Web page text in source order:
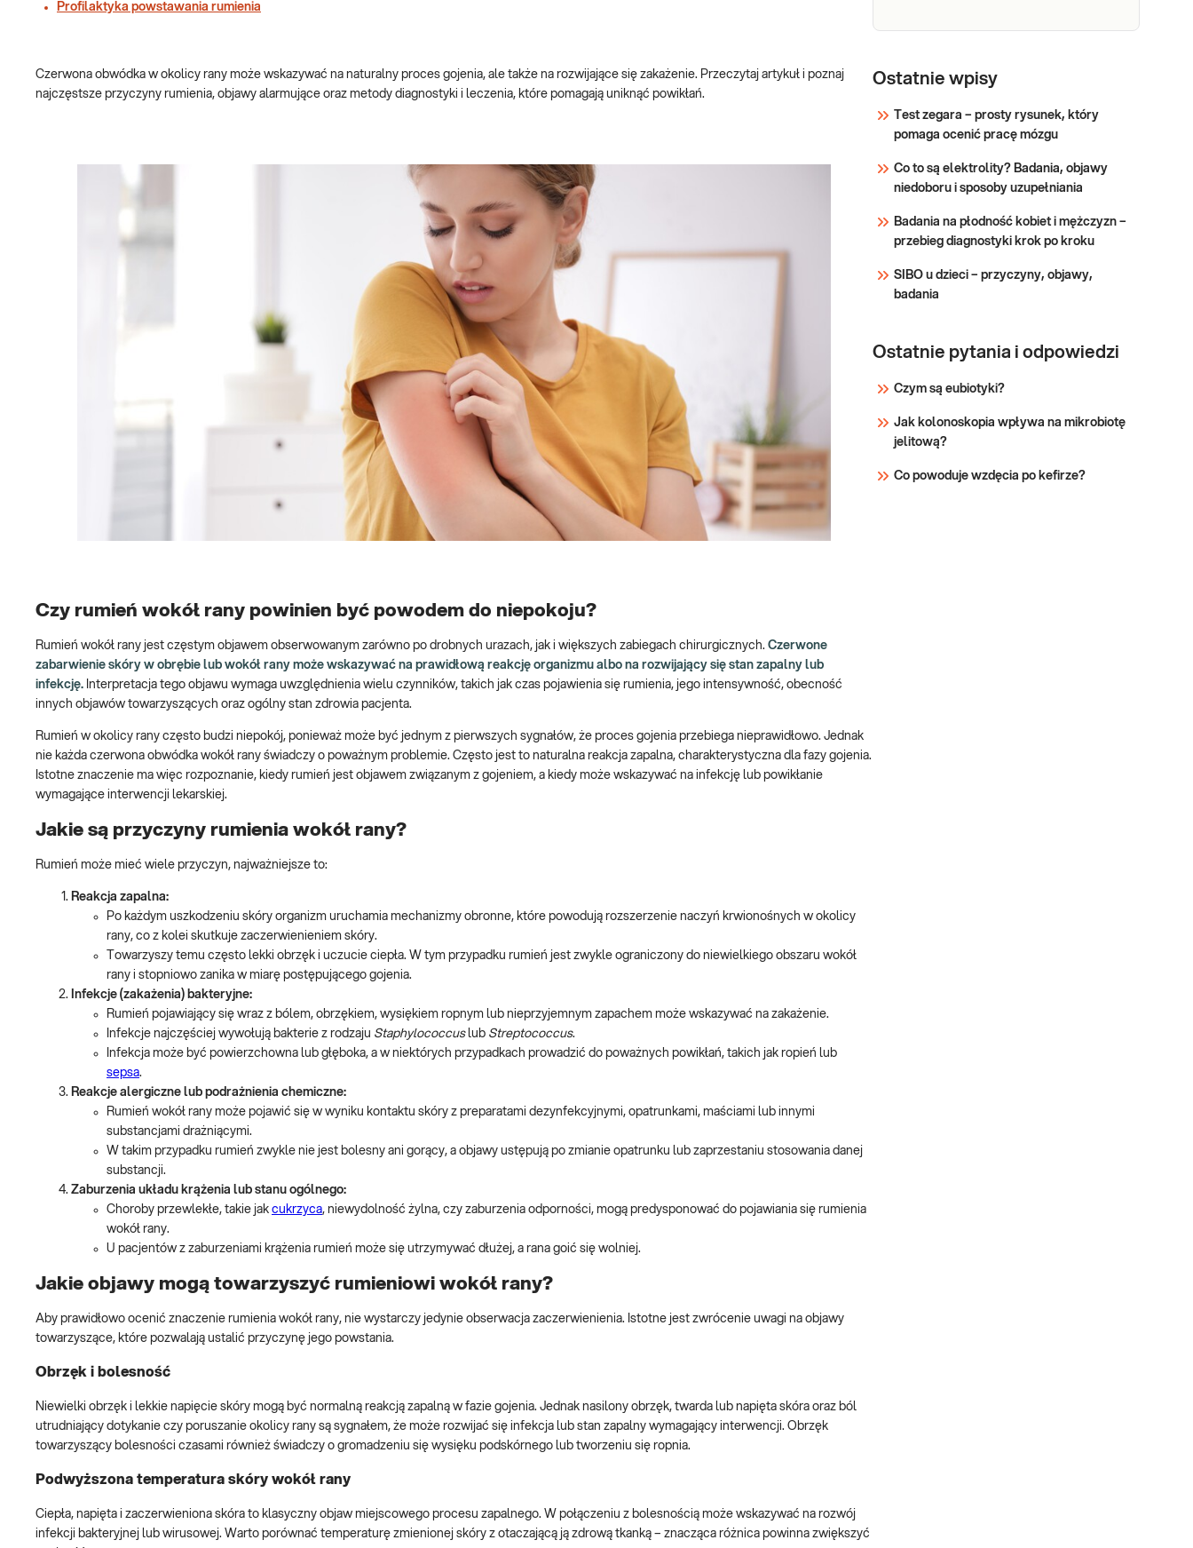
Profilaktyka powstawania rumienia
Czerwona obwódka w okolicy rany może wskazywać na naturalny proces gojenia, ale także na rozwijające się zakażenie. Przeczytaj artykuł i poznaj
najczęstsze przyczyny rumienia, objawy alarmujące oraz metody diagnostyki i leczenia, które pomagają uniknąć powikłań.
Czy rumień wokół rany powinien być powodem do niepokoju?
Rumień wokół rany jest częstym objawem obserwowanym zarówno po drobnych urazach, jak i większych zabiegach chirurgicznych. Czerwone
zabarwienie skóry w obrębie lub wokół rany może wskazywać na prawidłową reakcję organizmu albo na rozwijający się stan zapalny lub
infekcję. Interpretacja tego objawu wymaga uwzględnienia wielu czynników, takich jak czas pojawienia się rumienia, jego intensywność, obecność
innych objawów towarzyszących oraz ogólny stan zdrowia pacjenta.
Rumień w okolicy rany często budzi niepokój, ponieważ może być jednym z pierwszych sygnałów, że proces gojenia przebiega nieprawidłowo. Jednak
nie każda czerwona obwódka wokół rany świadczy o poważnym problemie. Często jest to naturalna reakcja zapalna, charakterystyczna dla fazy gojenia.
Istotne znaczenie ma więc rozpoznanie, kiedy rumień jest objawem związanym z gojeniem, a kiedy może wskazywać na infekcję lub powikłanie
wymagające interwencji lekarskiej.
Jakie są przyczyny rumienia wokół rany?
Rumień może mieć wiele przyczyn, najważniejsze to:
Reakcja zapalna:
Po każdym uszkodzeniu skóry organizm uruchamia mechanizmy obronne, które powodują rozszerzenie naczyń krwionośnych w okolicy
rany, co z kolei skutkuje zaczerwienieniem skóry.
Towarzyszy temu często lekki obrzęk i uczucie ciepła. W tym przypadku rumień jest zwykle ograniczony do niewielkiego obszaru wokół
rany i stopniowo zanika w miarę postępującego gojenia.
Infekcje (zakażenia) bakteryjne:
Rumień pojawiający się wraz z bólem, obrzękiem, wysiękiem ropnym lub nieprzyjemnym zapachem może wskazywać na zakażenie.
Infekcje najczęściej wywołują bakterie z rodzaju Staphylococcuslub Streptococcus.
Infekcja może być powierzchowna lub głęboka, a w niektórych przypadkach prowadzić do poważnych powikłań, takich jak ropień lub
sepsa.
Reakcje alergiczne lub podrażnienia chemiczne:
Rumień wokół rany może pojawić się w wyniku kontaktu skóry z preparatami dezynfekcyjnymi, opatrunkami, maściami lub innymi
substancjami drażniącymi.
W takim przypadku rumień zwykle nie jest bolesny ani gorący, a objawy ustępują po zmianie opatrunku lub zaprzestaniu stosowania danej
substancji.
Zaburzenia układu krążenia lub stanu ogólnego:
Choroby przewlekłe, takie jak cukrzyca, niewydolność żylna, czy zaburzenia odporności, mogą predysponować do pojawiania się rumienia
wokół rany.
U pacjentów z zaburzeniami krążenia rumień może się utrzymywać dłużej, a rana goić się wolniej.
Jakie objawy mogą towarzyszyć rumieniowi wokół rany?
Aby prawidłowo ocenić znaczenie rumienia wokół rany, nie wystarczy jedynie obserwacja zaczerwienienia. Istotne jest zwrócenie uwagi na objawy
towarzyszące, które pozwalają ustalić przyczynę jego powstania.
Obrzęk i bolesność
Niewielki obrzęk i lekkie napięcie skóry mogą być normalną reakcją zapalną w fazie gojenia. Jednak nasilony obrzęk, twarda lub napięta skóra oraz ból
utrudniający dotykanie czy poruszanie okolicy rany są sygnałem, że może rozwijać się infekcja lub stan zapalny wymagający interwencji. Obrzęk
towarzyszący bolesności czasami również świadczy o gromadzeniu się wysięku podskórnego lub tworzeniu się ropnia.
Podwyższona temperatura skóry wokół rany
Ciepła, napięta i zaczerwieniona skóra to klasyczny objaw miejscowego procesu zapalnego. W połączeniu z bolesnością może wskazywać na rozwój
infekcji bakteryjnej lub wirusowej. Warto porównać temperaturę zmienionej skóry z otaczającą ją zdrową tkanką – znacząca różnica powinna zwiększyć
niedokrwiennej mięśni lub
w diagnostyce i monitorowania
ilościowo
ilościowo. Badanie
diagnostyki i
różnicowania zakażeń
dla odróżnienia zakażeń
bakteryjnych do
dynamiki rozwoju,
nasilenia i stopnia
Sprawdź
Ostatnie wpisy
Test zegara – prosty rysunek, który
pomaga ocenić pracę mózgu
Co to są elektrolity? Badania, objawy
niedoboru i sposoby uzupełniania
Badania na płodność kobiet i mężczyzn –
przebieg diagnostyki krok po kroku
SIBO u dzieci – przyczyny, objawy,
badania
Ostatnie pytania i odpowiedzi
Czym są eubiotyki?
Jak kolonoskopia wpływa na mikrobiotę
jelitową?
Co powoduje wzdęcia po kefirze?